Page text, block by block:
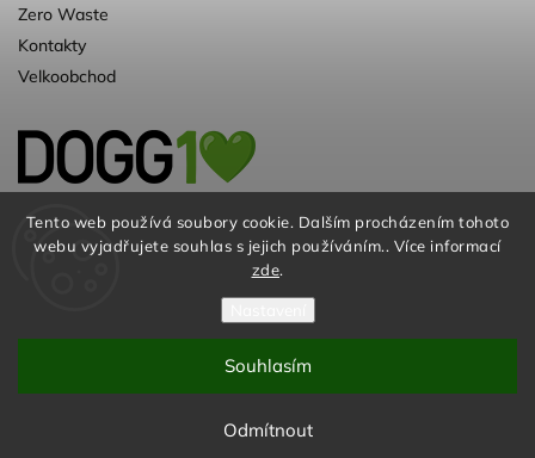
Tento web používá soubory cookie. Dalším procházením tohoto
webu vyjadřujete souhlas s jejich používáním.. Více informací
zde.
Odmítnout
Souhlasím
Zero Waste
Kontakty
Velkoobchod
Kvalitní a ♻️eko chovatelské potřeby pro
psy. Už 10 let